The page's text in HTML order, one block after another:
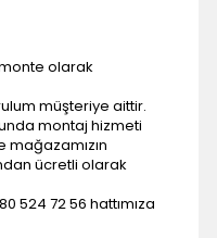
olarak
müşteriye aittir.
montaj hizmeti
mağazamızın
ücretli olarak
524 72 56 hattımıza